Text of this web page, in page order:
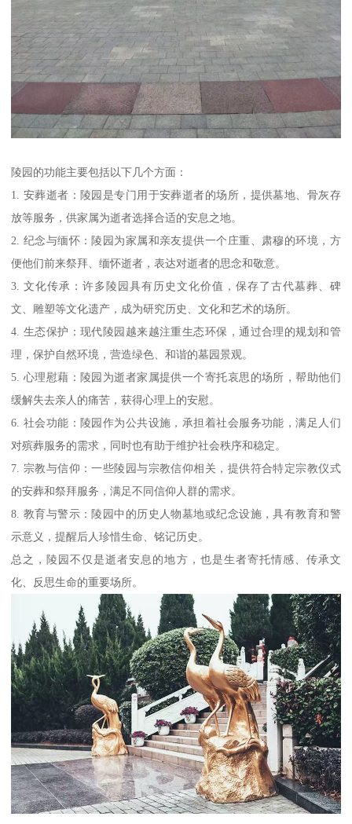
陵园的功能主要包括以下几个方面：
1. 安葬逝者：陵园是专门用于安葬逝者的场所，提供墓地、骨灰存
放等服务，供家属为逝者选择合适的安息之地。
2. 纪念与缅怀：陵园为家属和亲友提供一个庄重、肃穆的环境，方
便他们前来祭拜、缅怀逝者，表达对逝者的思念和敬意。
3. 文化传承：许多陵园具有历史文化价值，保存了古代墓葬、碑
文、雕塑等文化遗产，成为研究历史、文化和艺术的场所。
4. 生态保护：现代陵园越来越注重生态环保，通过合理的规划和管
理，保护自然环境，营造绿色、和谐的墓园景观。
5. 心理慰藉：陵园为逝者家属提供一个寄托哀思的场所，帮助他们
缓解失去亲人的痛苦，获得心理上的安慰。
6. 社会功能：陵园作为公共设施，承担着社会服务功能，满足人们
对殡葬服务的需求，同时也有助于维护社会秩序和稳定。
7. 宗教与信仰：一些陵园与宗教信仰相关，提供符合特定宗教仪式
的安葬和祭拜服务，满足不同信仰人群的需求。
8. 教育与警示：陵园中的历史人物墓地或纪念设施，具有教育和警
示意义，提醒后人珍惜生命、铭记历史。
总之，陵园不仅是逝者安息的地方，也是生者寄托情感、传承文
化、反思生命的重要场所。